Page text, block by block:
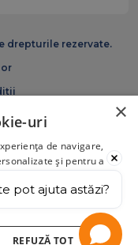
drepturile rezervate.
pot ajuta astăzi?
×
uri
de navigare,
și pentru a
tot”, acceptați
REFUZĂ TOT